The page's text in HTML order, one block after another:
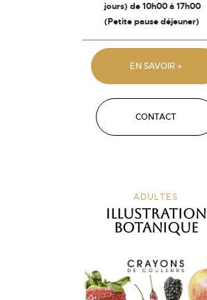
jours) de 10h00 à 17h00
(Petite pause déjeuner)
EN SAVOIR +
CONTACT
ADULTES
Illustration
botanique